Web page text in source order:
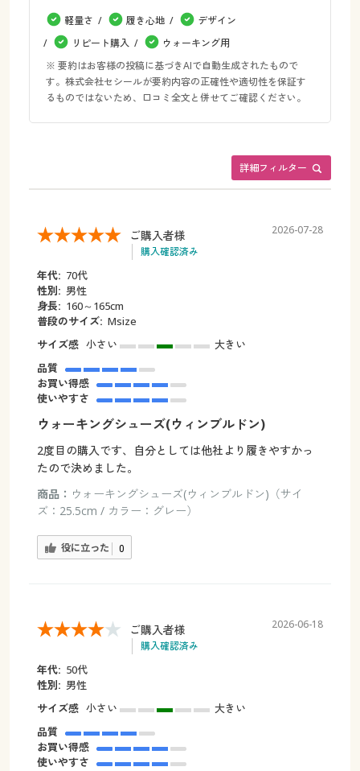
軽量さ 履き心地
デザイン
リピート購入
ウォーキング用
※ 要約はお客様の投稿に基づきAIで自動生成されたもので
す。株式会社セシールが要約内容の正確性や適切性を保証す
るものではないため、口コミ全文と併せてご確認ください。
詳細フィルター
ご購入者様
購入確認済み
2026-07-28
年代: 70代
性別: 男性
身長: 160～165cm
普段のサイズ: Msize
サイズ感 小さい
大きい
品質
お買い得感
使いやすさ
ウォーキングシューズ(ウィンブルドン)
2度目の購入です、自分としては他社より履きやすかっ
たので決めました。
商品： ウォーキングシューズ(ウィンブルドン)（サイ
ズ：25.5cm / カラー：グレー）
役に立った 0
ご購入者様
購入確認済み
2026-06-18
年代: 50代
性別: 男性
サイズ感 小さい
大きい
品質
お買い得感
使いやすさ